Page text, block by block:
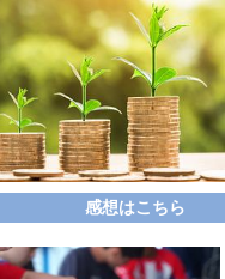
感想はこちら